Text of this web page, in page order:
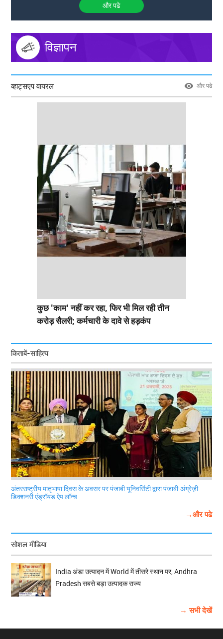
और पढे
विज्ञापन
व्हाट्सएप वायरल और पढे
कुछ 'काम' नहीं कर रहा, फिर भी मिल रही तीन
करोड़ सैलरी; कर्मचारी के दावे से हड़कंप
किताबें-साहित्य
अंतरराष्ट्रीय मातृभाषा दिवस के अवसर पर पंजाबी यूनिवर्सिटी द्वारा पंजाबी-अंग्रेज़ी
डिक्शनरी एंड्रॉयड ऐप लॉन्च
→और पढे
सोशल मीडिया
India अंडा उत्पादन में World में तीसरे स्थान पर, Andhra
Pradesh सबसे बड़ा उत्पादक राज्य
→ सभी देखें